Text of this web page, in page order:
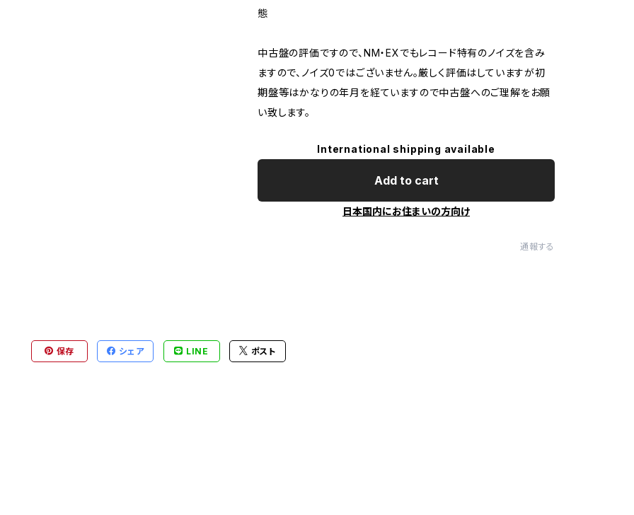
態
中古盤の評価ですので、NM・EXでもレコード特有のノイズを含み
ますので、ノイズ0ではございません。厳しく評価はしていますが初
期盤等はかなりの年月を経ていますので中古盤へのご理解をお願
い致します。
International shipping available
Add to cart
日本国内にお住まいの方向け
通報する
保存 シェア LINE ポスト